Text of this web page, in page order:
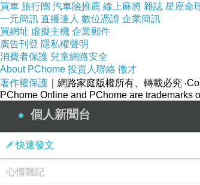
買車 旅行團 汽車險推薦 線上麻將 雜誌 星座命
一元簡訊 直播達人 數位憑證 企業簡訊
買網址 虛擬主機 企業郵件
廣告刊登 隱私權聲明
消費者保護 兒童網路安全
About PChome 投資人聯絡 徵才
著作權保護 ｜網路家庭版權所有、轉載必究
PChome Online and PChome are trademarks
個人新聞台
快速發文
心情雜記